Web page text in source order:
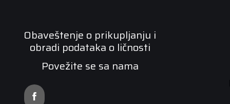
Obaveštenje o prikupljanju i
obradi podataka o ličnosti
Povežite se sa nama